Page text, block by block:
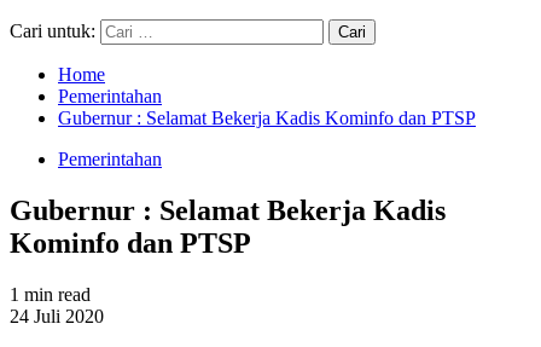
Cari untuk:
Home
Pemerintahan
Gubernur : Selamat Bekerja Kadis Kominfo dan PTSP
Pemerintahan
Gubernur : Selamat Bekerja Kadis
Kominfo dan PTSP
1 min read
24 Juli 2020